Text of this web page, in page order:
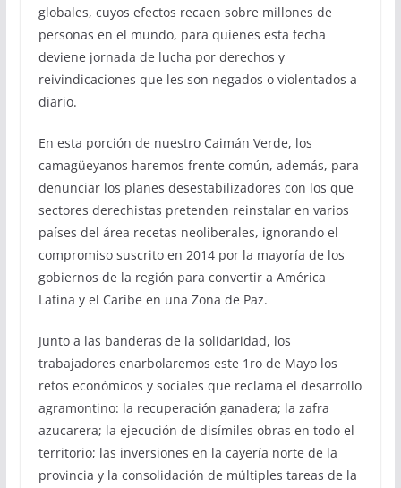
globales, cuyos efectos recaen sobre millones de
personas en el mundo, para quienes esta fecha
deviene jornada de lucha por derechos y
reivindicaciones que les son negados o violentados a
diario.
En esta porción de nuestro Caimán Verde, los
camagüeyanos haremos frente común, además, para
denunciar los planes desestabilizadores con los que
sectores derechistas pretenden reinstalar en varios
países del área recetas neoliberales, ignorando el
compromiso suscrito en 2014 por la mayoría de los
gobiernos de la región para convertir a América
Latina y el Caribe en una Zona de Paz.
Junto a las banderas de la solidaridad, los
trabajadores enarbolaremos este 1ro de Mayo los
retos económicos y sociales que reclama el desarrollo
agramontino: la recuperación ganadera; la zafra
azucarera; la ejecución de disímiles obras en todo el
territorio; las inversiones en la cayería norte de la
provincia y la consolidación de múltiples tareas de la